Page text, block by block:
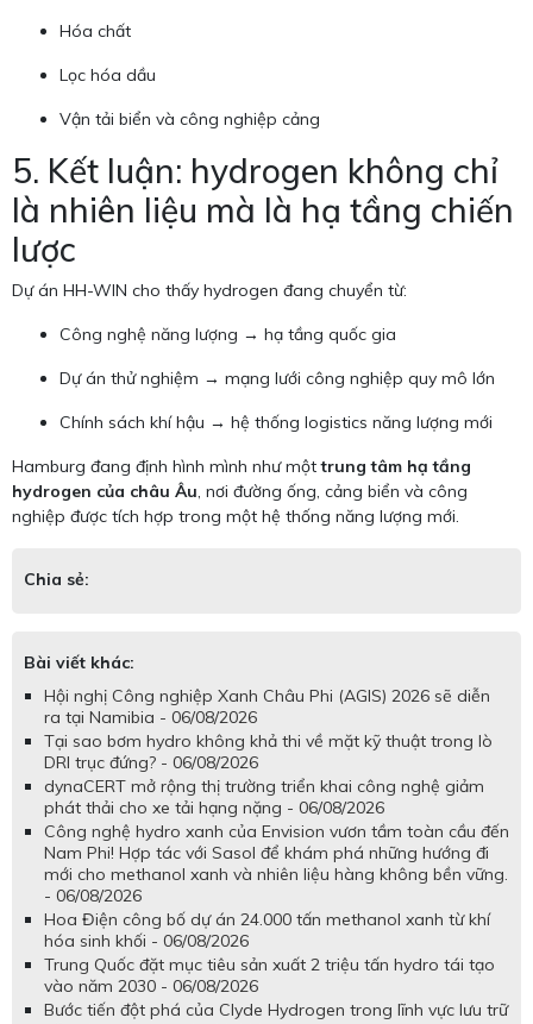
Hóa chất
Lọc hóa dầu
Vận tải biển và công nghiệp cảng
5. Kết luận: hydrogen không chỉ
là nhiên liệu mà là hạ tầng chiến
lược
Dự án HH-WIN cho thấy hydrogen đang chuyển từ:
Công nghệ năng lượng → hạ tầng quốc gia
Dự án thử nghiệm → mạng lưới công nghiệp quy mô lớn
Chính sách khí hậu → hệ thống logistics năng lượng mới
Hamburg đang định hình mình như mộttrung tâm hạ tầng
hydrogen của châu Âu, nơi đường ống, cảng biển và công
nghiệp được tích hợp trong một hệ thống năng lượng mới.
Chia sẻ:
Bài viết khác:
Hội nghị Công nghiệp Xanh Châu Phi (AGIS) 2026 sẽ diễn
ra tại Namibia - 06/08/2026
Tại sao bơm hydro không khả thi về mặt kỹ thuật trong lò
DRI trục đứng? - 06/08/2026
dynaCERT mở rộng thị trường triển khai công nghệ giảm
phát thải cho xe tải hạng nặng - 06/08/2026
Công nghệ hydro xanh của Envision vươn tầm toàn cầu đến
Nam Phi! Hợp tác với Sasol để khám phá những hướng đi
mới cho methanol xanh và nhiên liệu hàng không bền vững.
- 06/08/2026
Hoa Điện công bố dự án 24.000 tấn methanol xanh từ khí
hóa sinh khối - 06/08/2026
Trung Quốc đặt mục tiêu sản xuất 2 triệu tấn hydro tái tạo
vào năm 2030 - 06/08/2026
Bước tiến đột phá của Clyde Hydrogen trong lĩnh vực lưu trữ